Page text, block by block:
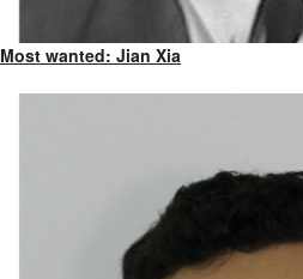
Most wanted: Jian Xia